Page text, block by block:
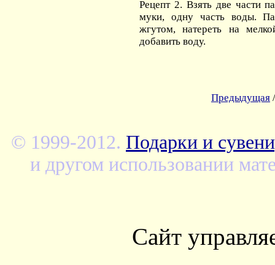
Рецепт 2. Взять две части
муки, одну часть воды.
жгутом, натереть на
добавить воду.
Предыдущая
© 1999-2012. Подарки и
и другом использовании
Сайт